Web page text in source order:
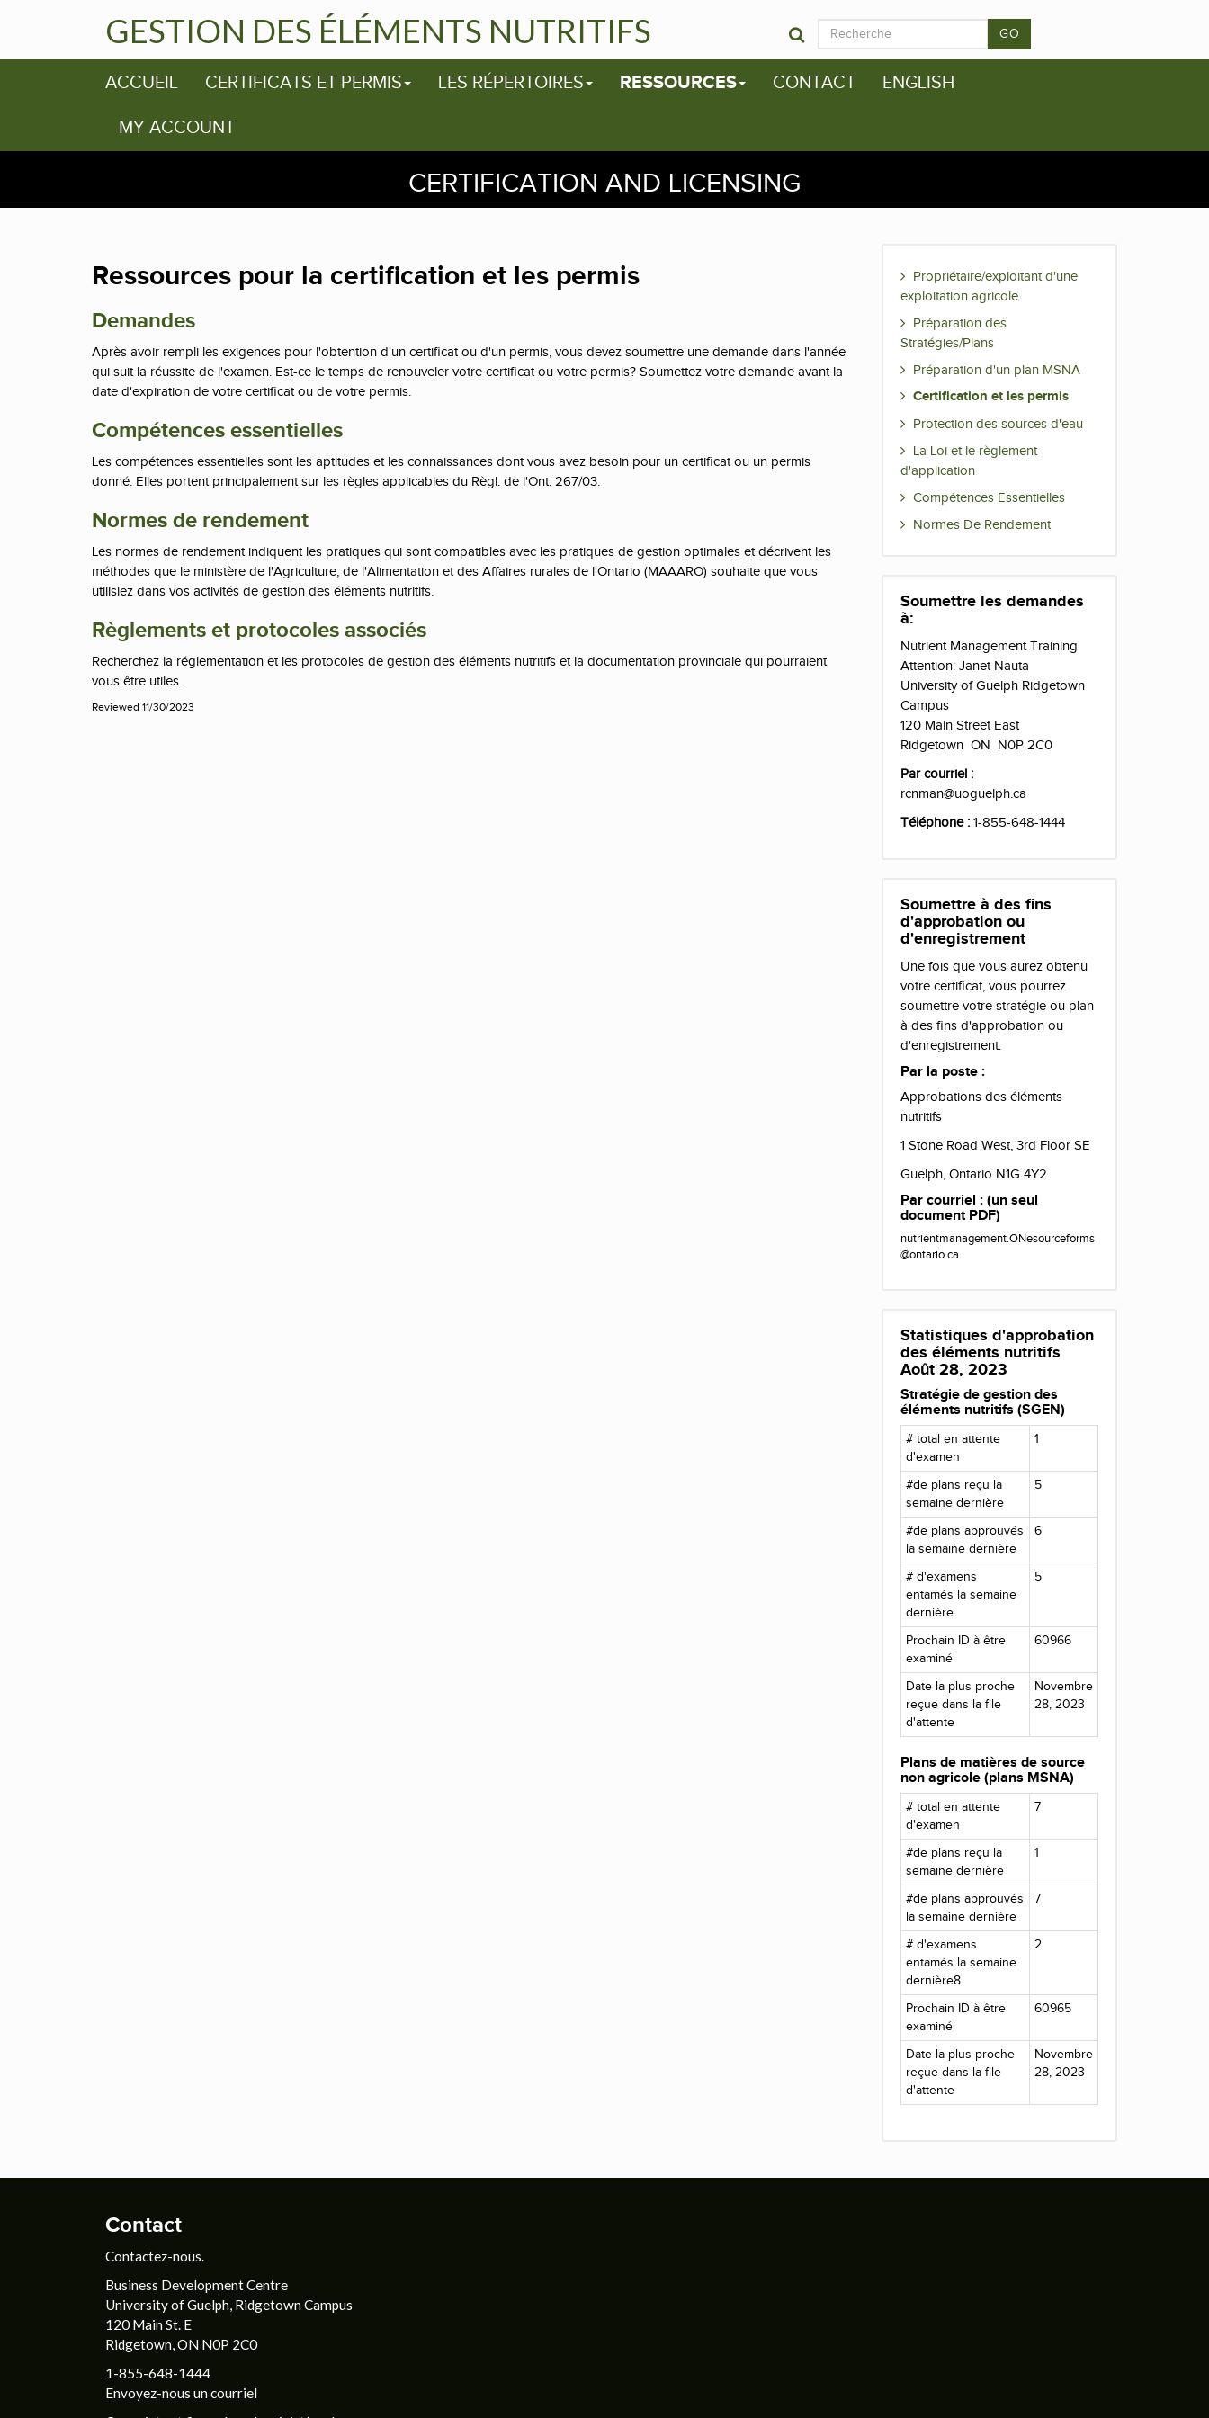
GESTION DES ÉLÉMENTS NUTRITIFS GO
ACCUEIL CERTIFICATS ET PERMIS LES RÉPERTOIRES RESSOURCES CONTACT ENGLISH
MY ACCOUNT
CERTIFICATION AND LICENSING
Ressources pour la certification et les permis
Demandes
Après avoir rempli les exigences pour l'obtention d'un certificat ou d'un permis, vous devez soumettre une demande dans l'année
qui suit la réussite de l'examen. Est-ce le temps de renouveler votre certificat ou votre permis? Soumettez votre demande avant la
date d'expiration de votre certificat ou de votre permis.
Compétences essentielles
Les compétences essentielles sont les aptitudes et les connaissances dont vous avez besoin pour un certificat ou un permis
donné. Elles portent principalement sur les règles applicables du Règl. de l'Ont. 267/03.
Normes de rendement
Les normes de rendement indiquent les pratiques qui sont compatibles avec les pratiques de gestion optimales et décrivent les
méthodes que le ministère de l'Agriculture, de l'Alimentation et des Affaires rurales de l'Ontario (MAAARO) souhaite que vous
utilisiez dans vos activités de gestion des éléments nutritifs.
Règlements et protocoles associés
Recherchez la réglementation et les protocoles de gestion des éléments nutritifs et la documentation provinciale qui pourraient
vous être utiles.
Reviewed 11/30/2023
Propriétaire/exploitant d'une
exploitation agricole
Préparation des
Stratégies/Plans
Préparation d'un plan MSNA
Certification et les permis
Protection des sources d'eau
La Loi et le règlement
d'application
Compétences Essentielles
Normes De Rendement
Soumettre les demandes
à:
Nutrient Management Training
Attention: Janet Nauta
University of Guelph Ridgetown
Campus
120 Main Street East
Ridgetown ON N0P 2C0
Par courriel :
rcnman@uoguelph.ca
Téléphone :1-855-648-1444
Soumettre à des fins
d'approbation ou
d'enregistrement
Une fois que vous aurez obtenu
votre certificat, vous pourrez
soumettre votre stratégie ou plan
à des fins d'approbation ou
d'enregistrement.
Par la poste :
Approbations des éléments
nutritifs
1 Stone Road West, 3rd Floor SE
Guelph, Ontario N1G 4Y2
Par courriel : (un seul
document PDF)
nutrientmanagement.ONesourceforms
@ontario.ca
Statistiques d'approbation
des éléments nutritifs
Août 28, 2023
Stratégie de gestion des
éléments nutritifs (SGEN)
# total en attente
d'examen
1
#de plans reçu la
semaine dernière
5
#de plans approuvés
la semaine dernière
6
# d'examens
entamés la semaine
dernière
5
Prochain ID à être
examiné
60966
Date la plus proche
reçue dans la file
d'attente
Novembre
28, 2023
Plans de matières de source
non agricole (plans MSNA)
# total en attente
d'examen
7
#de plans reçu la
semaine dernière
1
#de plans approuvés
la semaine dernière
7
# d'examens
entamés la semaine
dernière8
2
Prochain ID à être
examiné
60965
Date la plus proche
reçue dans la file
d'attente
Novembre
28, 2023
Contact
Contactez-nous.
Business Development Centre
University of Guelph, Ridgetown Campus
120 Main St. E
Ridgetown, ON N0P 2C0
1-855-648-1444
Envoyez-nous un courriel